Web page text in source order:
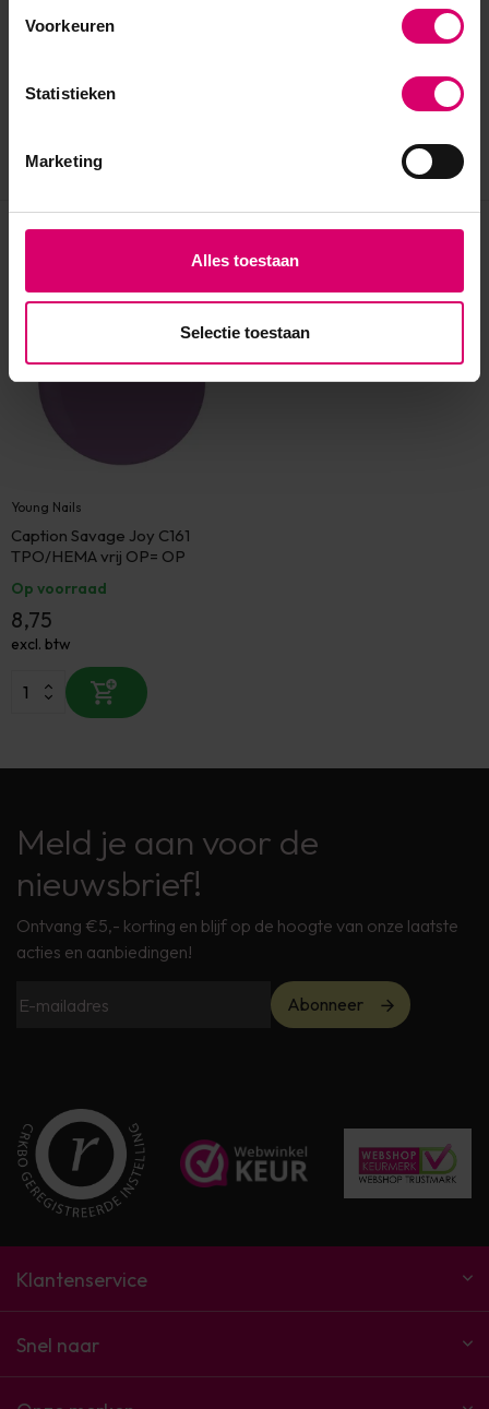
Voorkeuren
Statistieken
Marketing
Alles toestaan
Selectie toestaan
Young Nails
Caption Savage Joy C161
TPO/HEMA vrij OP= OP
Op voorraad
8,75
excl. btw
Meld je aan voor de
nieuwsbrief!
Ontvang €5,- korting en blijf op de hoogte van onze laatste
acties en aanbiedingen!
Abonneer
Klantenservice
Snel naar